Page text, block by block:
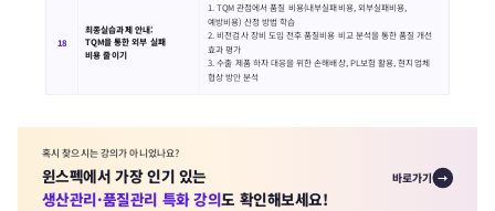
18
최종실습과제 안내:
TQM을 통한 외부 실패
비용 줄이기
1. TQM 관점에서 품질 비용(내부실패비용, 외부실패비용,
예방비용) 산정 방법 학습
2. 비전검사 장비 도입 전후 품질비용 비교 분석을 통한 품질 개선
효과 평가
3. 수출 제품 하자 대응을 위한 손해배상, PL보험 활용, 현지업체
협상 방안 분석
혹시 찾으시는 강의가 아니었나요?
윈스펙에서 가장 인기 있는
생산관리·품질관리 특화 강의도 확인해보세요!
바로가기 →